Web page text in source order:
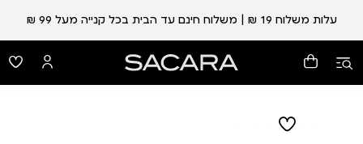
עלות משלוח 19 ₪ | משלוח חינם עד הבית בכל קנייה מעל 99 ₪